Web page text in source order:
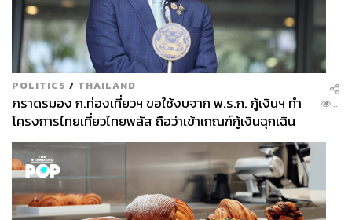
POLITICS / THAILAND
ภราดรมอง ก.ท่องเที่ยวฯ ขอใช้งบจาก พ.ร.ก. กู้เงินฯ ทำ
โครงการไทยเที่ยวไทยพลัส ถือว่าเข้าเกณฑ์กู้เงินฉุกเฉิน
...